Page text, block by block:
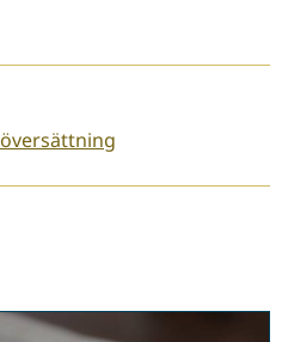
översättning